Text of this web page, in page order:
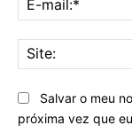
Salvar o meu
próxima vez que